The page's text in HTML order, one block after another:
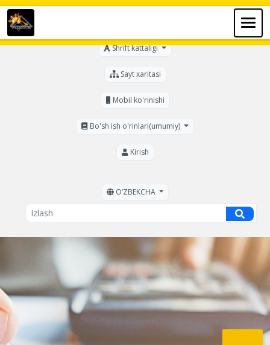
Shrift kattaligi
Sayt xaritasi
Mobil ko'rinishi
Bo'sh ish o'rinlari(umumiy)
Kirish
OʼZBEKCHA